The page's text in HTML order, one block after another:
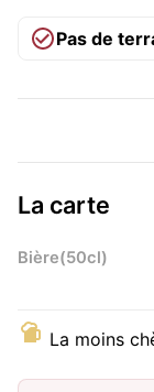
Pas de
La carte
Bière(50cl)
La moins